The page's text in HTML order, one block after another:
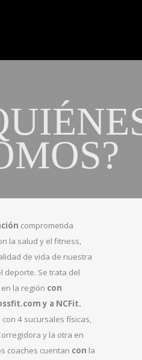
comprometida
la salud y el fitness,
de vida de nuestra
deporte. Se trata del
la región con
y a NCFit.
4 sucursales físicas,
y la otra en
coaches cuentan con la